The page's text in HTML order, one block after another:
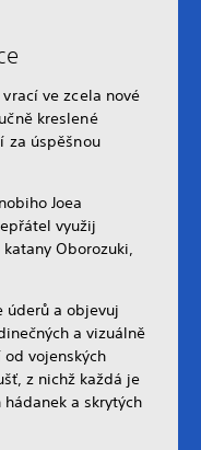
ve zcela nové
kreslené
za úspěšnou
Joea
využij
Oborozuki,
úderů a objevuj
a vizuálně
vojenských
z nichž každá je
a skrytých